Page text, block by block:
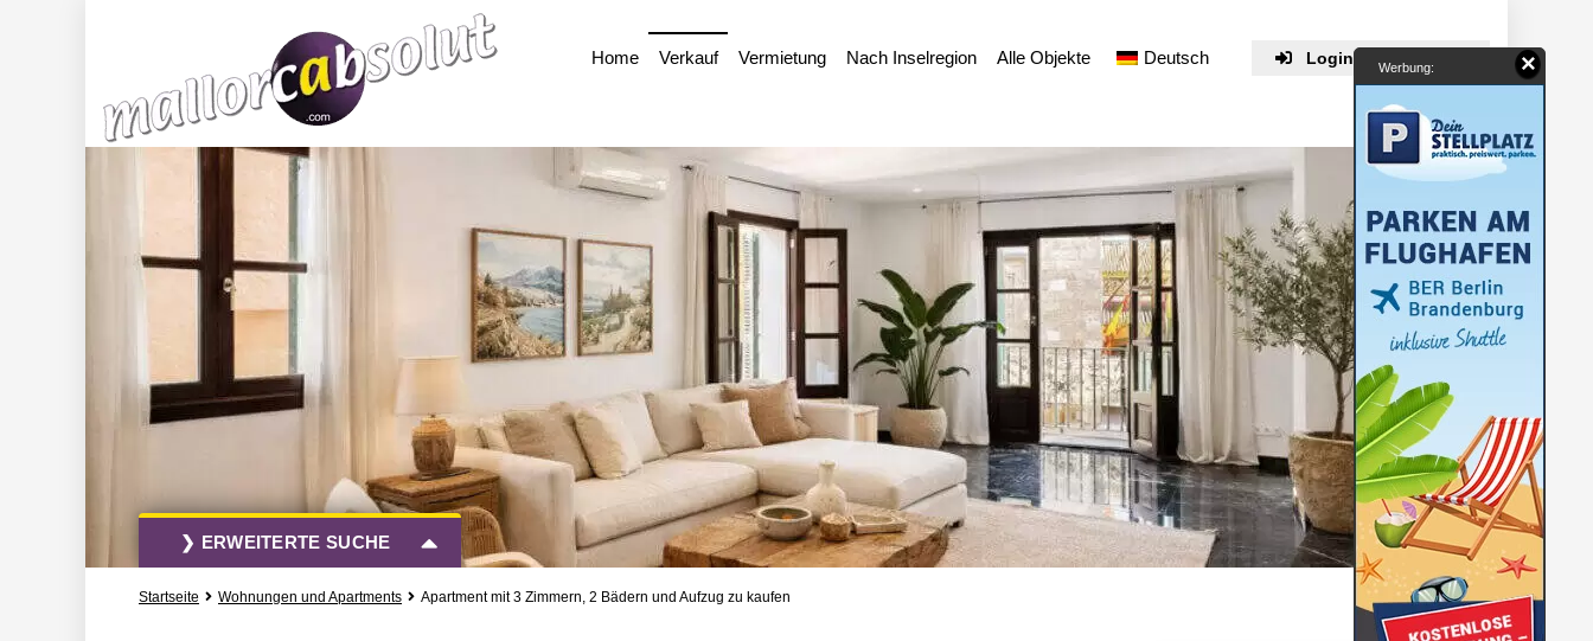
Login / Registrieren
Home Verkauf Vermietung Nach Inselregion Alle Objekte Deutsch
❯ ERWEITERTE SUCHE
Vermietung und Verkauf Alle Gemeinden / Orte
Startseite Wohnungen und Apartments Apartment mit 3 Zimmern, 2 Bädern und Aufzug zu kaufen
Werbung: ×